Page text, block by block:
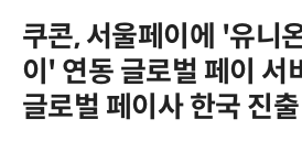
쿠콘, 서울페이에 '유니
이' 연동 글로벌 페이
글로벌 페이사 한국 진